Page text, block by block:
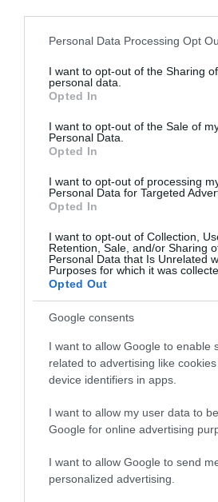
Please note that this website/app
not limited to your visit or usage
grant or deny consent to Google and
use your data for below specified
consent section.
Personal Data Processing Opt
I want to opt-out of the Sharing
personal data.
Opted In
I want to opt-out of the Sale of
Personal Data.
Opted In
I want to opt-out of processing
Personal Data for Targeted
Opted In
I want to opt-out of Collection,
Retention, Sale, and/or Sharing
Personal Data that Is Unrelated
Purposes for which it was
Opted Out
Google consents
I want to allow Google to enable
related to advertising like
device identifiers in apps.
I want to allow my user data to
Google for online advertising
I want to allow Google to send
personalized advertising.
ΤΟΠΙΚΗ ΑΥΤΟΔΙΟΙΚΗΣΗ
αναγνώριση για το
του περιοδικού
Τρίκαλα
01.07.2025